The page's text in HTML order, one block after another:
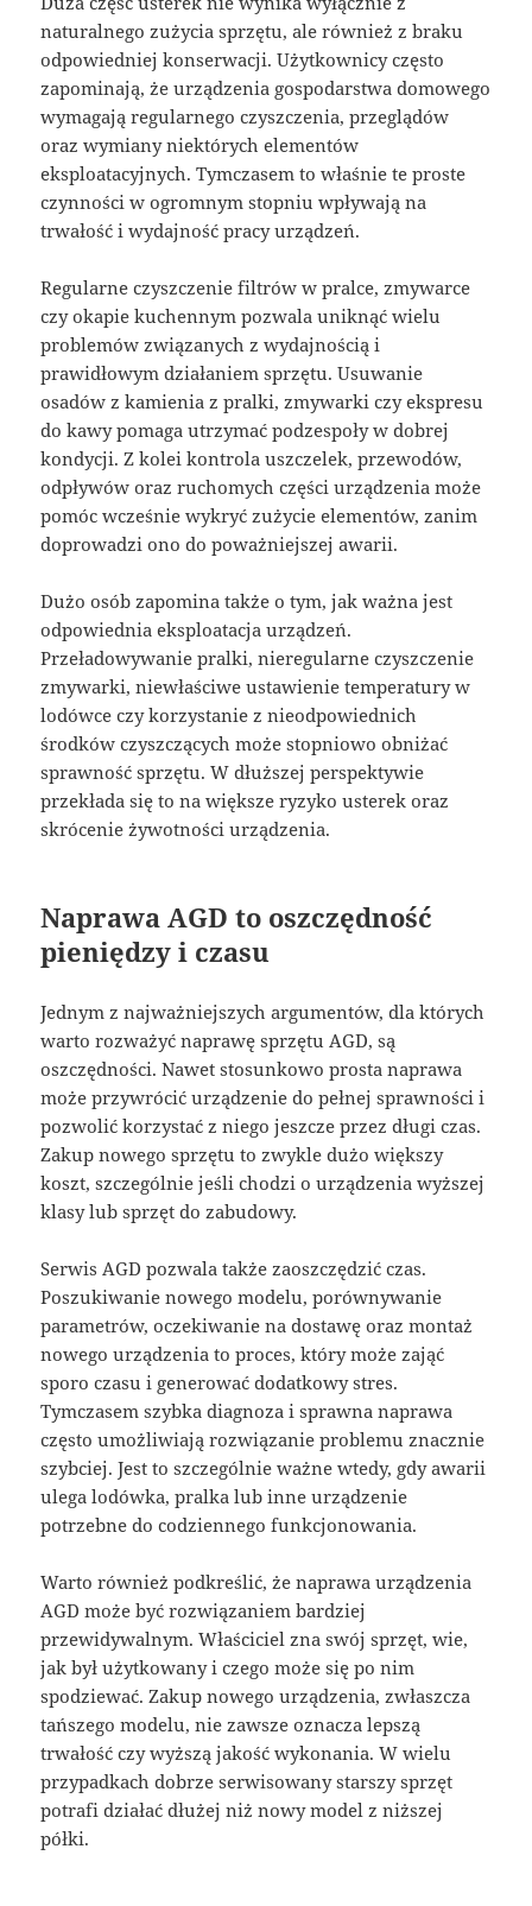
naturalnego zużycia sprzętu, ale również z braku
odpowiedniej konserwacji. Użytkownicy często
zapominają, że urządzenia gospodarstwa domowego
wymagają regularnego czyszczenia, przeglądów
oraz wymiany niektórych elementów
eksploatacyjnych. Tymczasem to właśnie te proste
czynności w ogromnym stopniu wpływają na
trwałość i wydajność pracy urządzeń.
Regularne czyszczenie filtrów w pralce, zmywarce
czy okapie kuchennym pozwala uniknąć wielu
problemów związanych z wydajnością i
prawidłowym działaniem sprzętu. Usuwanie
osadów z kamienia z pralki, zmywarki czy ekspresu
do kawy pomaga utrzymać podzespoły w dobrej
kondycji. Z kolei kontrola uszczelek, przewodów,
odpływów oraz ruchomych części urządzenia może
pomóc wcześnie wykryć zużycie elementów, zanim
doprowadzi ono do poważniejszej awarii.
Dużo osób zapomina także o tym, jak ważna jest
odpowiednia eksploatacja urządzeń.
Przeładowywanie pralki, nieregularne czyszczenie
zmywarki, niewłaściwe ustawienie temperatury w
lodówce czy korzystanie z nieodpowiednich
środków czyszczących może stopniowo obniżać
sprawność sprzętu. W dłuższej perspektywie
przekłada się to na większe ryzyko usterek oraz
skrócenie żywotności urządzenia.
Naprawa AGD to oszczędność
pieniędzy i czasu
Jednym z najważniejszych argumentów, dla których
warto rozważyć naprawę sprzętu AGD, są
oszczędności. Nawet stosunkowo prosta naprawa
może przywrócić urządzenie do pełnej sprawności i
pozwolić korzystać z niego jeszcze przez długi czas.
Zakup nowego sprzętu to zwykle dużo większy
koszt, szczególnie jeśli chodzi o urządzenia wyższej
klasy lub sprzęt do zabudowy.
Serwis AGD pozwala także zaoszczędzić czas.
Poszukiwanie nowego modelu, porównywanie
parametrów, oczekiwanie na dostawę oraz montaż
nowego urządzenia to proces, który może zająć
sporo czasu i generować dodatkowy stres.
Tymczasem szybka diagnoza i sprawna naprawa
często umożliwiają rozwiązanie problemu znacznie
szybciej. Jest to szczególnie ważne wtedy, gdy awarii
ulega lodówka, pralka lub inne urządzenie
potrzebne do codziennego funkcjonowania.
Warto również podkreślić, że naprawa urządzenia
AGD może być rozwiązaniem bardziej
przewidywalnym. Właściciel zna swój sprzęt, wie,
jak był użytkowany i czego może się po nim
spodziewać. Zakup nowego urządzenia, zwłaszcza
tańszego modelu, nie zawsze oznacza lepszą
trwałość czy wyższą jakość wykonania. W wielu
przypadkach dobrze serwisowany starszy sprzęt
potrafi działać dłużej niż nowy model z niższej
półki.